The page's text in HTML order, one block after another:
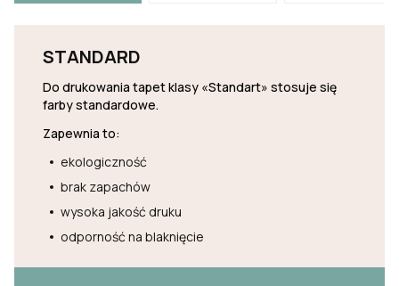
STANDARD
Do drukowania tapet klasy «Standart» stosuje się
farby standardowe.
Zapewnia to:
ekologiczność
brak zapachów
wysoka jakość druku
odporność na blaknięcie